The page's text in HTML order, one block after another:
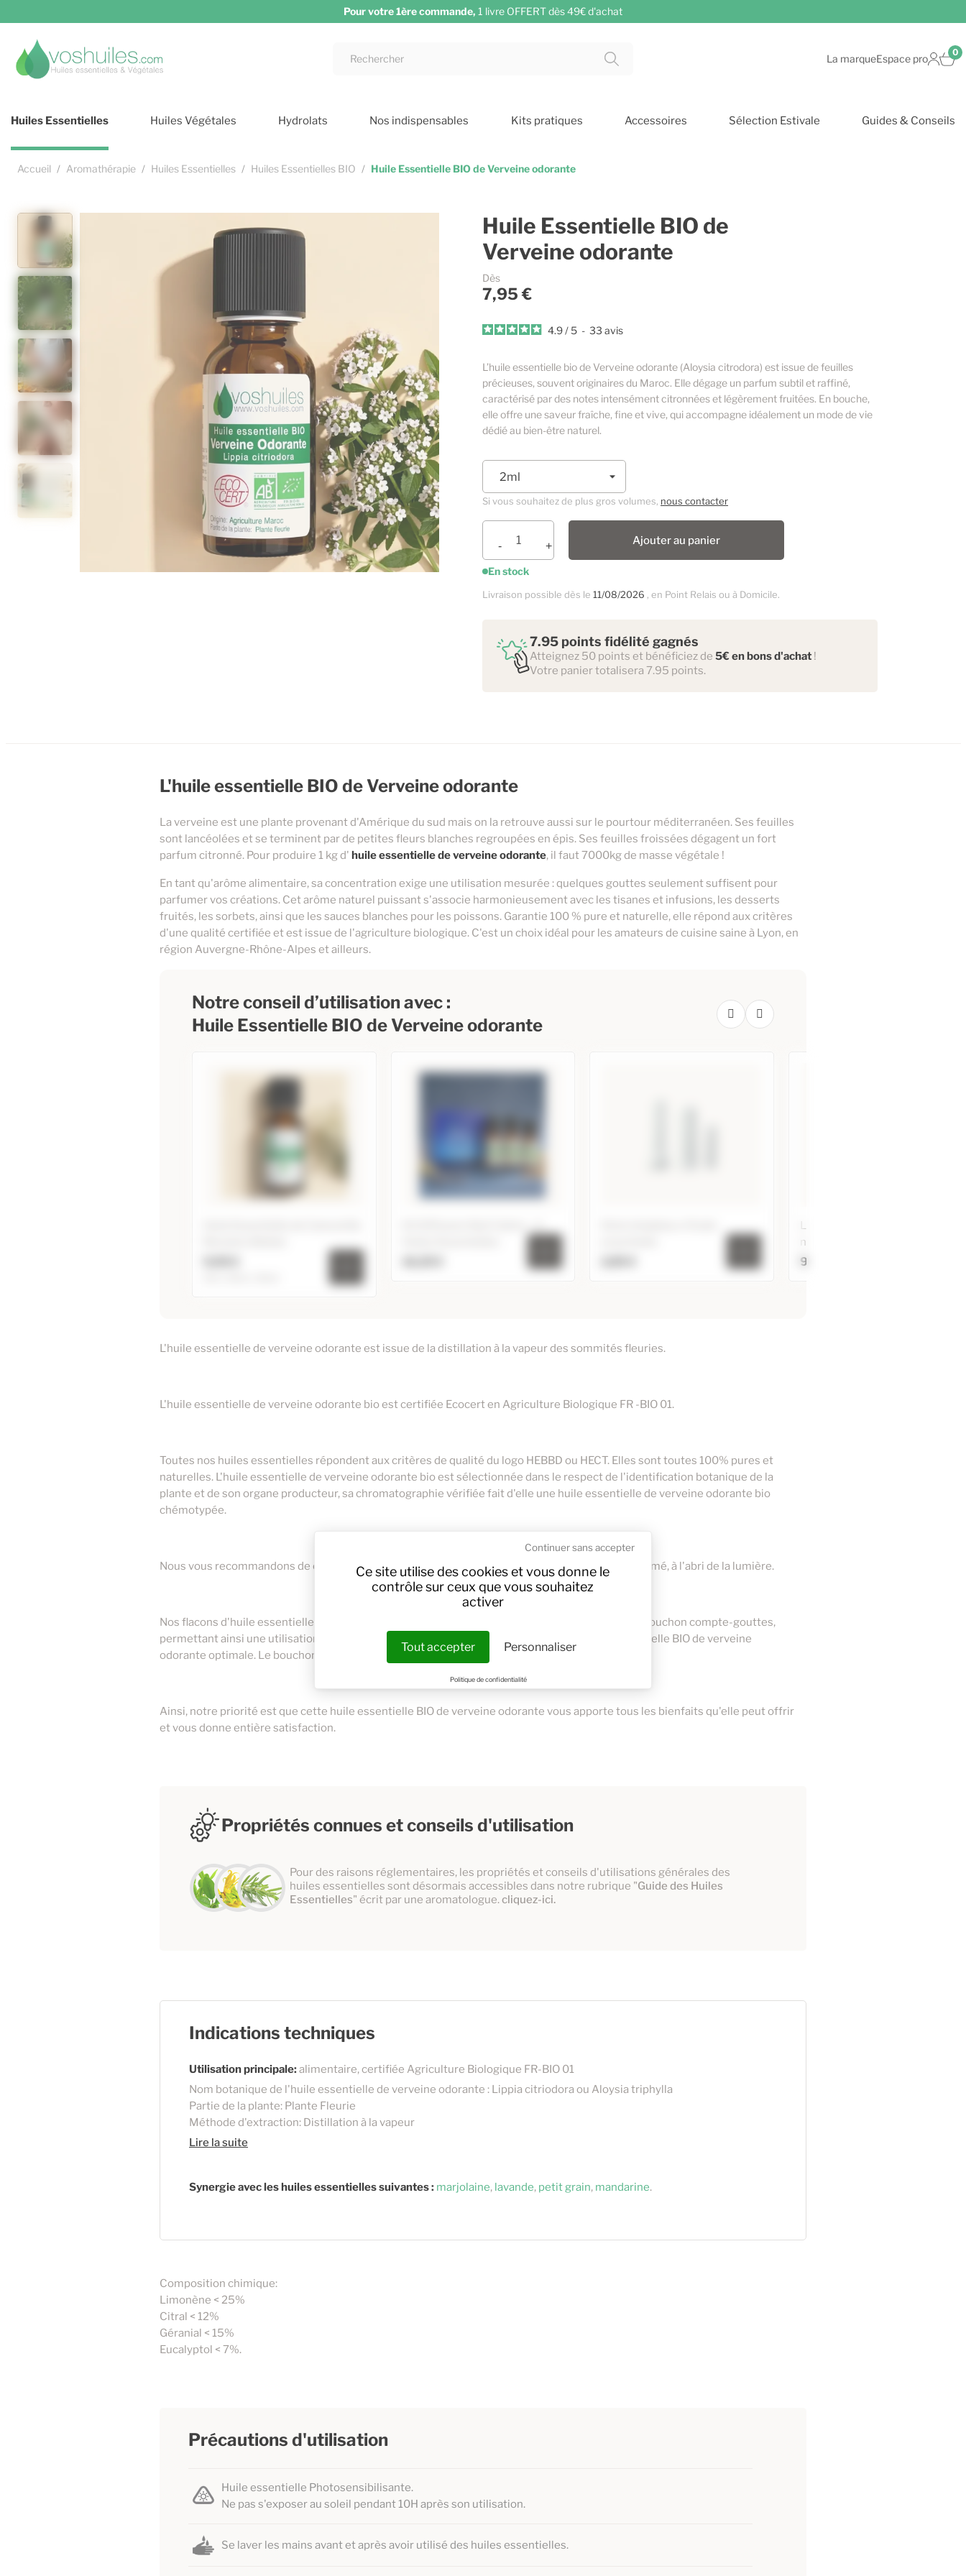
Ce site utilise des cookies et vous donne le
contrôle sur ceux que vous souhaitez
activer
Tout accepter
Continuer sans accepter
Personnaliser
Politique de confidentialité
Pour votre 1ère commande, 1 livre OFFERT dès 49€ d'achat
La marqueEspace pro
0
Huiles Essentielles Huiles Végétales Hydrolats Nos indispensables Kits pratiques Accessoires Sélection Estivale Guides & Conseils
Accueil Aromathérapie Huiles Essentielles Huiles Essentielles BIO Huile Essentielle BIO de Verveine odorante
Huile Essentielle BIO de
Verveine odorante
Dès
7,95 €
4.9/ 5 - 33 avis
L’huile essentielle bio de Verveine odorante (Aloysia citrodora) est issue de feuilles
précieuses, souvent originaires du Maroc. Elle dégage un parfum subtil et raffiné,
caractérisé par des notes intensément citronnées et légèrement fruitées. En bouche,
elle offre une saveur fraîche, fine et vive, qui accompagne idéalement un mode de vie
dédié au bien-être naturel.
Si vous souhaitez de plus gros volumes, nous contacter
Ajouter au panier
En stock
Livraison possible dès le 11/08/2026 , en Point Relais ou à Domicile.
7.95 points fidélité gagnés
Atteignez 50 points et bénéficiez de 5€ en bons d'achat !
Votre panier totalisera 7.95 points.
L'huile essentielle BIO de Verveine odorante
La verveine est une plante provenant d'Amérique du sud mais on la retrouve aussi sur le pourtour méditerranéen. Ses feuilles
sont lancéolées et se terminent par de petites fleurs blanches regroupées en épis. Ses feuilles froissées dégagent un fort
parfum citronné. Pour produire 1 kg d' huile essentielle de verveine odorante, il faut 7000kg de masse végétale !
En tant qu'arôme alimentaire, sa concentration exige une utilisation mesurée : quelques gouttes seulement suffisent pour
parfumer vos créations. Cet arôme naturel puissant s'associe harmonieusement avec les tisanes et infusions, les desserts
fruités, les sorbets, ainsi que les sauces blanches pour les poissons. Garantie 100 % pure et naturelle, elle répond aux critères
d'une qualité certifiée et est issue de l'agriculture biologique. C'est un choix idéal pour les amateurs de cuisine saine à Lyon, en
région Auvergne-Rhône-Alpes et ailleurs.
Notre conseil d’utilisation avec :
Huile Essentielle BIO de Verveine odorante
10ml 19,95 €
5ml 9,95 €
Kit Diffusion Nuit Calme - 3
Lot de 3 galets d'argile
naturelle
9,98 €
L'huile essentielle de verveine odorante est issue de la distillation à la vapeur des sommités fleuries.
L'huile essentielle de verveine odorante bio est certifiée Ecocert en Agriculture Biologique FR -BIO 01.
Toutes nos huiles essentielles répondent aux critères de qualité du logo HEBBD ou HECT. Elles sont toutes 100% pures et
naturelles. L'huile essentielle de verveine odorante bio est sélectionnée dans le respect de l'identification botanique de la
plante et de son organe producteur, sa chromatographie vérifiée fait d'elle une huile essentielle de verveine odorante bio
chémotypée.
Nous vous recommandons de conserver le flacon d'huile essentielle de verveine odorante bio fermé, à l'abri de la lumière.
Nos flacons d'huile essentielle BIO de verveine odorante sont en verre ambré et disposent d'un bouchon compte-gouttes,
permettant ainsi une utilisation plus précise et une conservation des propriétés de l’huile essentielle BIO de verveine
odorante optimale. Le bouchon de sécurité enfants permet une utilisation en toute sécurité.
Ainsi, notre priorité est que cette huile essentielle BIO de verveine odorante vous apporte tous les bienfaits qu'elle peut offrir
et vous donne entière satisfaction.
Propriétés connues et conseils d'utilisation
Pour des raisons réglementaires, les propriétés et conseils d'utilisations générales des
huiles essentielles sont désormais accessibles dans notre rubrique "Guide des Huiles
Essentielles" écrit par une aromatologue.cliquez-ici.
Indications techniques
Utilisation principale:alimentaire, certifiée Agriculture Biologique FR-BIO 01
Nom botanique de l'huile essentielle de verveine odorante : Lippia citriodora ou Aloysia triphylla
Partie de la plante: Plante Fleurie
Méthode d'extraction: Distillation à la vapeur
Lire la suite
Synergie avec les huiles essentielles suivantes : marjolaine, lavande, petit grain, mandarine.
Composition chimique:
Limonène < 25%
Citral < 12%
Géranial < 15%
Eucalyptol < 7%.
Précautions d'utilisation
Huile essentielle Photosensibilisante.
Ne pas s'exposer au soleil pendant 10H après son utilisation.
Se laver les mains avant et après avoir utilisé des huiles essentielles.